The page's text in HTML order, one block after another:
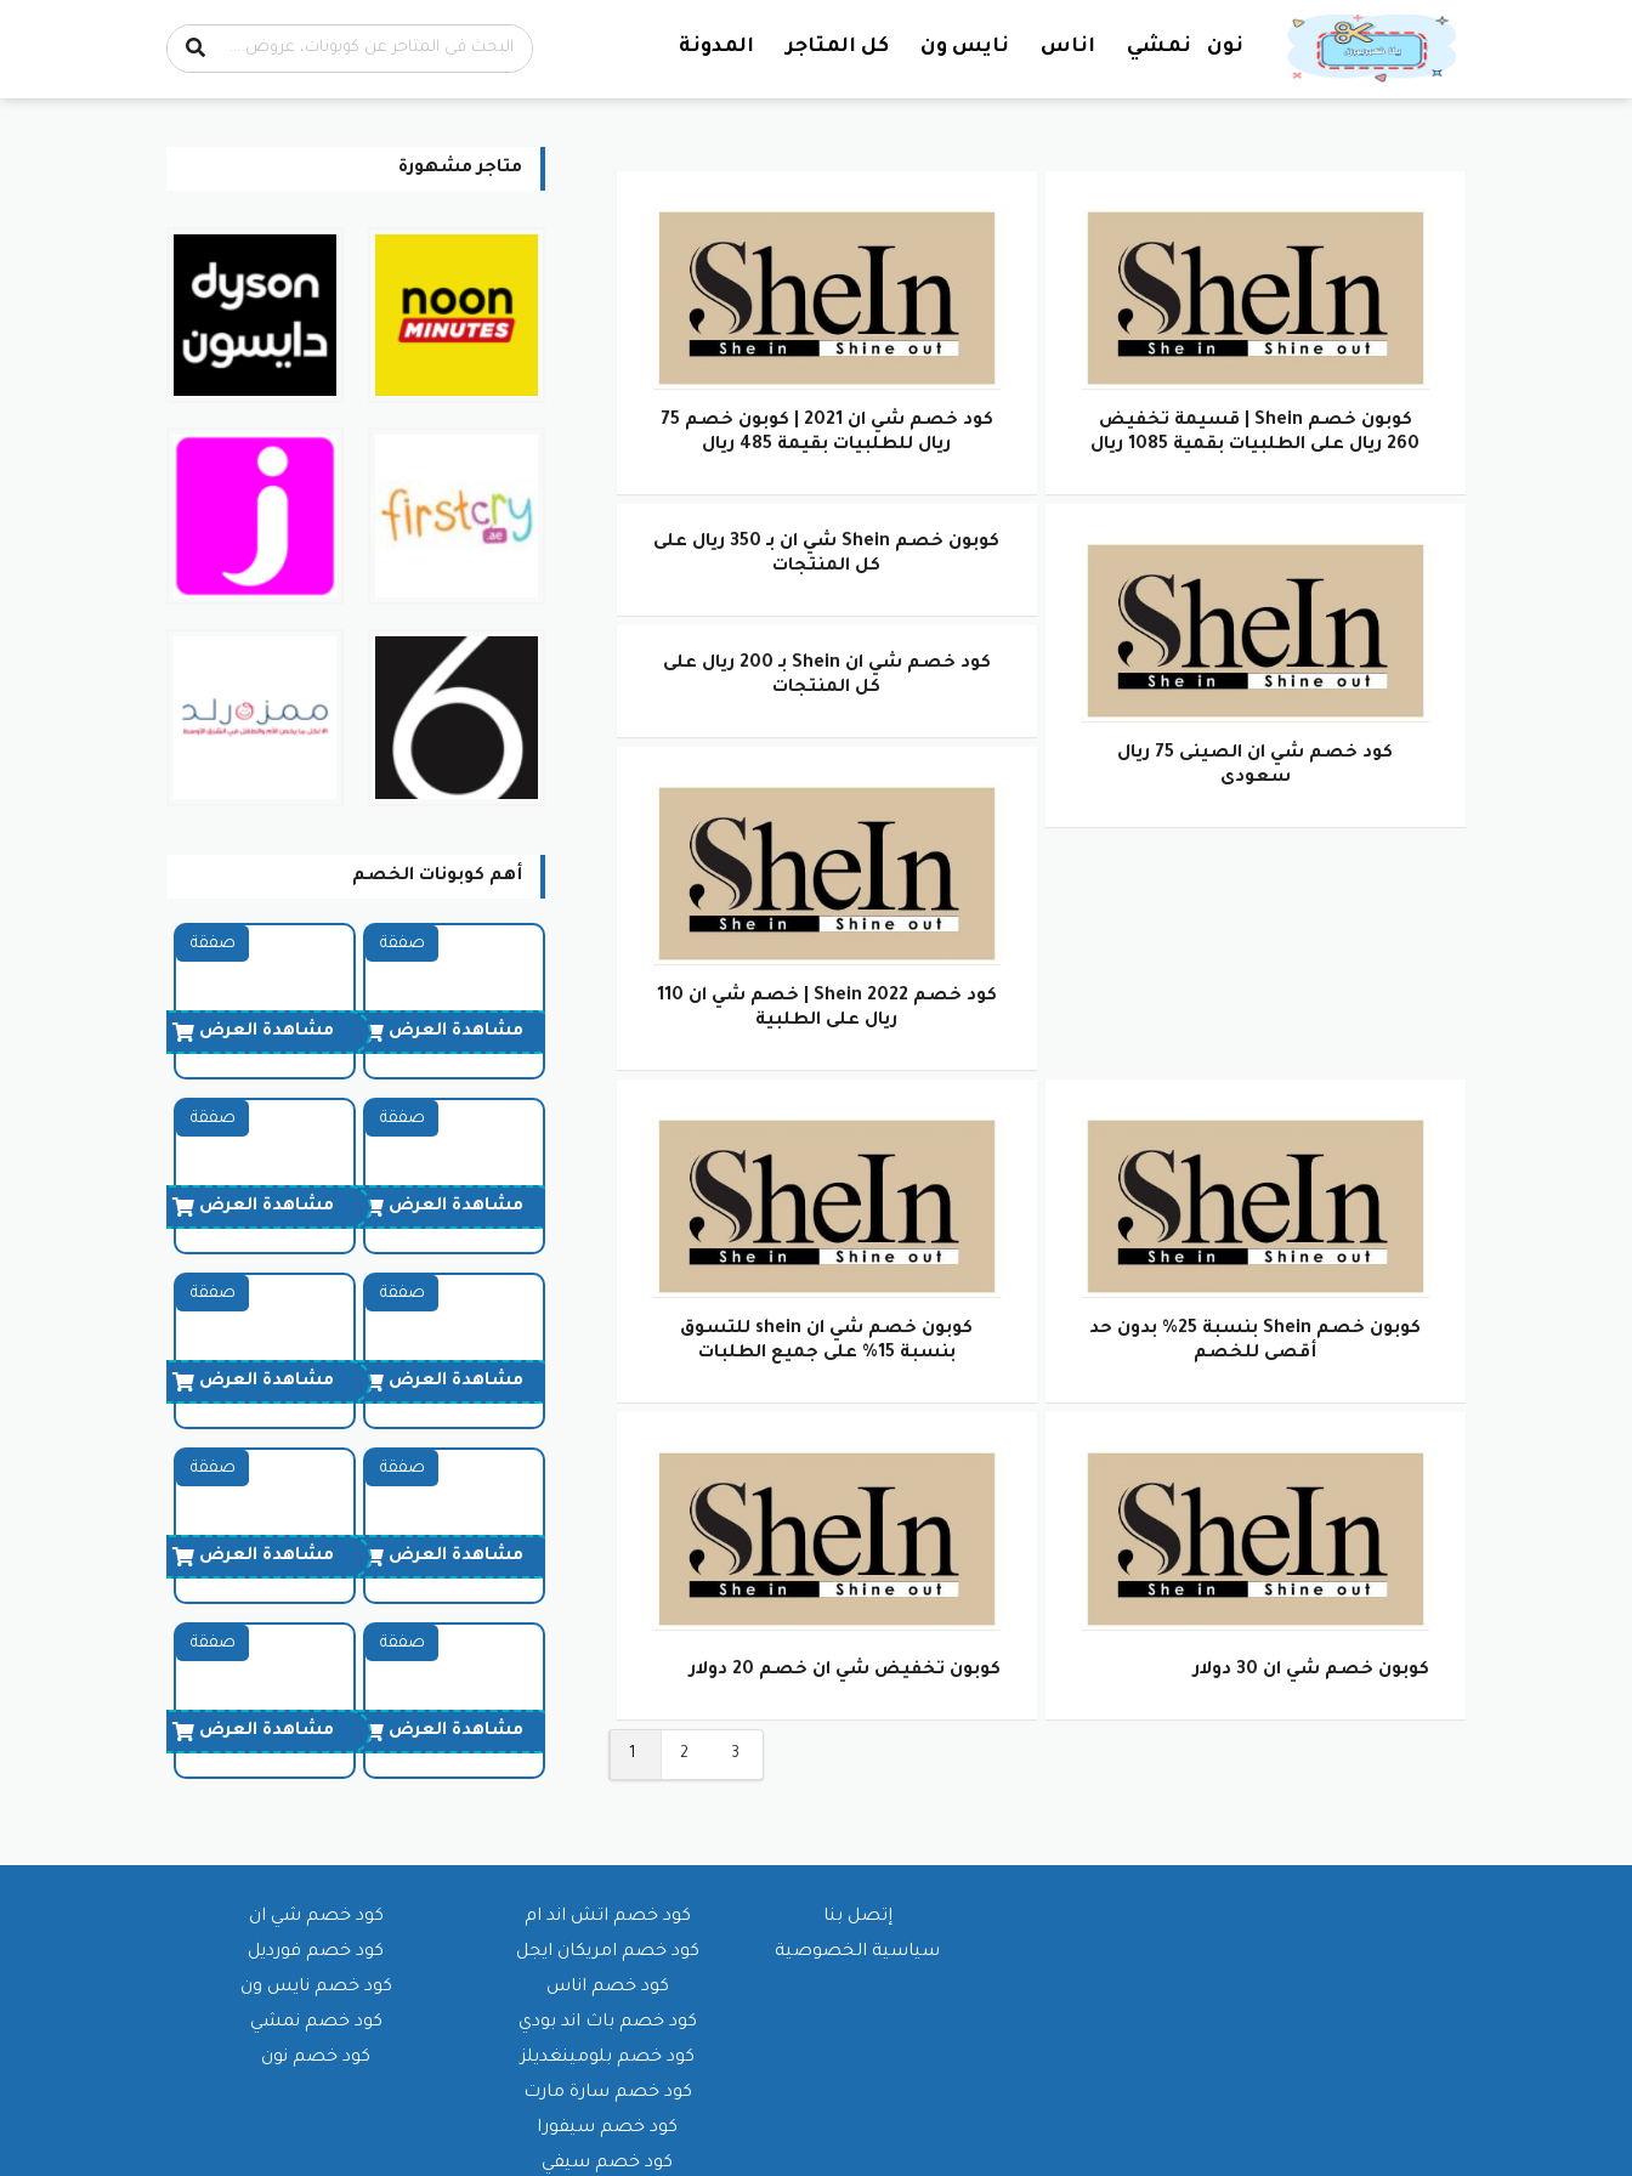
نون نمشي اناس نايس ون كل المتاجر المدونة
كوبون خصم Shein | قسيمة تخفيض
260 ريال على الطلبيات بقمية 1085 ريال
كود خصم شي ان 2021 | كوبون خصم 75
ريال للطلبيات بقيمة 485 ريال
كود خصم شي ان الصينى 75 ريال
سعودى
كوبون خصم Shein شي ان بـ 350 ريال على
كل المنتجات
كود خصم شي ان Shein بـ 200 ريال على
كل المنتجات
كود خصم Shein 2022 | خصم شي ان 110
ريال على الطلبية
كوبون خصم Shein بنسبة 25% بدون حد
أقصى للخصم
كوبون خصم شي ان shein للتسوق
بنسبة 15% على جميع الطلبات
كوبون خصم شي ان 30 دولار كوبون تخفيض شي ان خصم 20 دولار
1 2 3
متاجر مشهورة
أهم كوبونات الخصم
صفقة
مشاهدة العرض
صفقة
مشاهدة العرض
صفقة
مشاهدة العرض
صفقة
مشاهدة العرض
صفقة
مشاهدة العرض
صفقة
مشاهدة العرض
صفقة
مشاهدة العرض
صفقة
مشاهدة العرض
صفقة
مشاهدة العرض
صفقة
مشاهدة العرض
إتصل بنا
سياسية الخصوصية
كود خصم اتش اند ام
كود خصم امريكان ايجل
كود خصم اناس
كود خصم باث اند بودي
كود خصم بلومينغديلز
كود خصم سارة مارت
كود خصم سيفورا
كود خصم سيفي
كود خصم شي ان
كود خصم فورديل
كود خصم نايس ون
كود خصم نمشي
كود خصم نون